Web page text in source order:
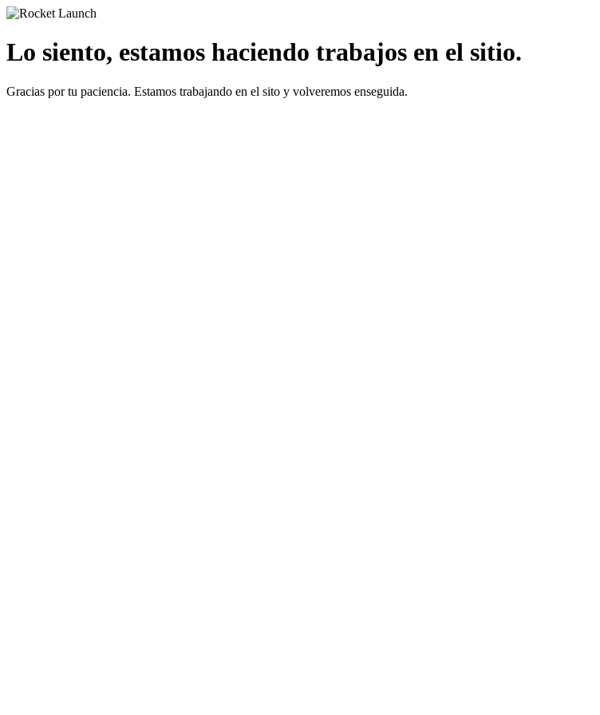
Lo siento, estamos haciendo trabajos en el sitio.
Gracias por tu paciencia. Estamos trabajando en el sito y volveremos enseguida.